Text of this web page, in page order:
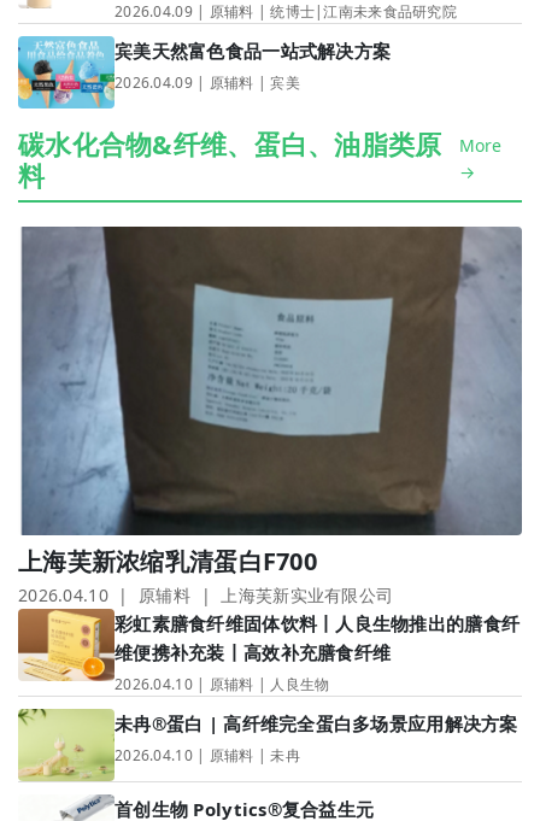
2026.04.09 | 原辅料 | 统博士|江南未来食品研究院
宾美天然富色食品一站式解决方案
2026.04.09 | 原辅料 | 宾美
碳水化合物&纤维、蛋白、油脂类原
料
More
→
上海芙新浓缩乳清蛋白F700
2026.04.10 | 原辅料 | 上海芙新实业有限公司
彩虹素膳食纤维固体饮料丨人良生物推出的膳食纤
维便携补充装丨高效补充膳食纤维
2026.04.10 | 原辅料 | 人良生物
未冉®️蛋白 | 高纤维完全蛋白多场景应用解决方案
2026.04.10 | 原辅料 | 未冉
首创生物 Polytics®复合益生元